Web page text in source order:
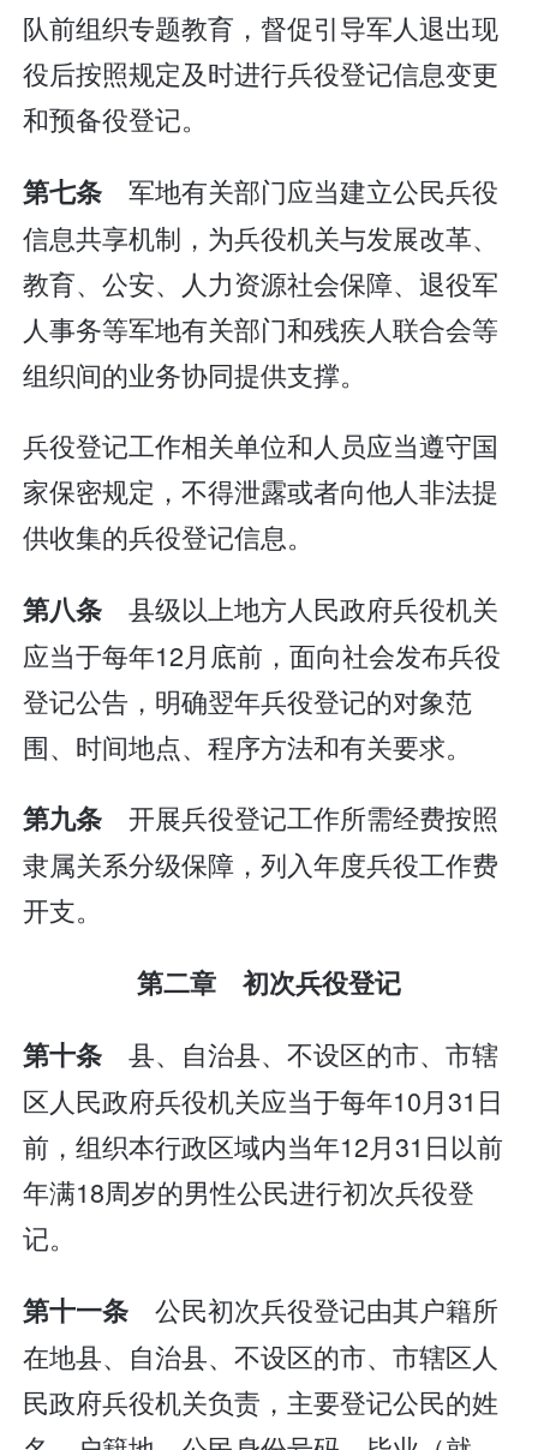
队前组织专题教育，督促引导军人退出现
役后按照规定及时进行兵役登记信息变更
和预备役登记。
第七条军地有关部门应当建立公民兵役
信息共享机制，为兵役机关与发展改革、
教育、公安、人力资源社会保障、退役军
人事务等军地有关部门和残疾人联合会等
组织间的业务协同提供支撑。
兵役登记工作相关单位和人员应当遵守国
家保密规定，不得泄露或者向他人非法提
供收集的兵役登记信息。
第八条县级以上地方人民政府兵役机关
应当于每年12月底前，面向社会发布兵役
登记公告，明确翌年兵役登记的对象范
围、时间地点、程序方法和有关要求。
第九条开展兵役登记工作所需经费按照
隶属关系分级保障，列入年度兵役工作费
开支。
第二章 初次兵役登记
第十条县、自治县、不设区的市、市辖
区人民政府兵役机关应当于每年10月31日
前，组织本行政区域内当年12月31日以前
年满18周岁的男性公民进行初次兵役登
记。
第十一条公民初次兵役登记由其户籍所
在地县、自治县、不设区的市、市辖区人
民政府兵役机关负责，主要登记公民的姓